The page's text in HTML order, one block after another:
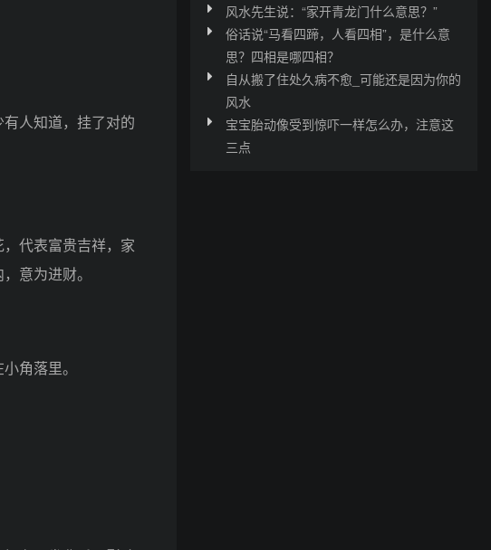
人知道，挂了对的
代表富贵吉祥，家
意为进财。
角落里。
风水先生说：“家开青龙门什么意思？”
俗话说“马看四蹄，人看四相”，是什么意
思？四相是哪四相？
自从搬了住处久病不愈_可能还是因为你的
风水
宝宝胎动像受到惊吓一样怎么办，注意这
三点